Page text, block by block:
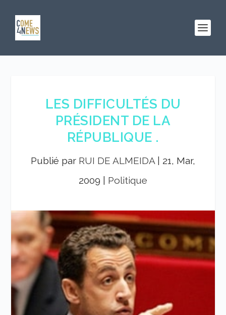
LES DIFFICULTÉS DU
PRÉSIDENT DE LA
RÉPUBLIQUE .
Publié par RUI DE ALMEIDA
21, Mar,
2009
Politique